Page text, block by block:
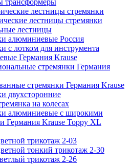
трансформеры
лестницы стремянки
лестницы стремянки
лестницы
алюминиевые Россия
c лотком для инструмента
Германия Krause
стремянки Германия
стремянки Германия Krause
двухсторонние
на колесах
алюминиевые c широкими
Германия Krause Toppy XL
трикотаж 2-03
тонкий трикотаж 2-30
трикотаж 2-26